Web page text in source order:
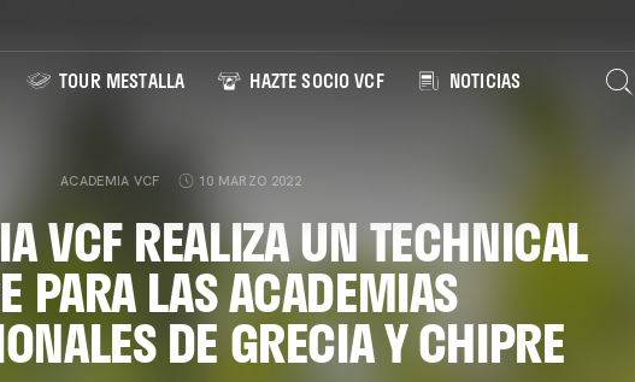
TOUR MESTALLA HAZTE SOCIO VCF NOTICIAS
ACADEMIA VCF 10 MARZO 2022
VCF REALIZA UN TECHNICAL
PARA LAS ACADEMIAS
DE GRECIA Y CHIPRE